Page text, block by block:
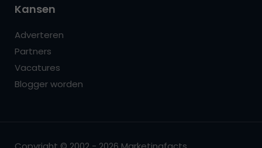
Kansen
Adverteren
Partners
Vacatures
Blogger worden